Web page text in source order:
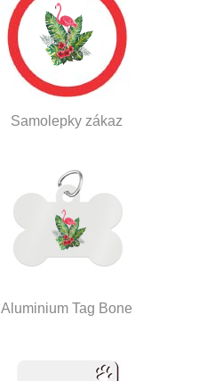
Samolepky zákaz
Aluminium Tag Bone